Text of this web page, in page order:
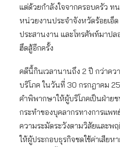
แต่ด้วยกำลังใจจากครอบครัว ท
หน่วยงานประจำจังหวัดร้อยเอ็
ประสานงาน และโทรศัพท์มาปล
ฮึดสู้อีกครั้ง
คดีนี้กินเวลานานถึง 2 ปี กว่าคว
บริโภค ในวันที่ 30 กรกฎาคม
คำพิพากษาให้ผู้บริโภคเป็นฝ่าย
กระทำของบุคลากรทางการแพ
ความระมัดระวังตามวิสัยและพ
ให้ผู้ประกอบธุรกิจชดใช้ค่าเสีย